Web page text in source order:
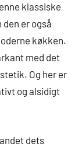
klassiske
er også
køkken.
med det
Og her er
og alsidigt
dets